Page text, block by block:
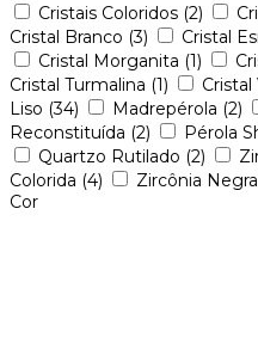
Cristais Coloridos (2)
Cristal Branco (3) Cristal
Cristal Morganita (1)
Cristal Turmalina (1) Cristal
Liso (34) Madrepérola (2)
Reconstituída (2) Pérola
Quartzo Rutilado (2)
Colorida (4) Zircônia Negra
Cor